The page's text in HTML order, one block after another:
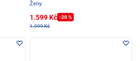
Ženy
1.599 Kč -20 %
1.999 Kč